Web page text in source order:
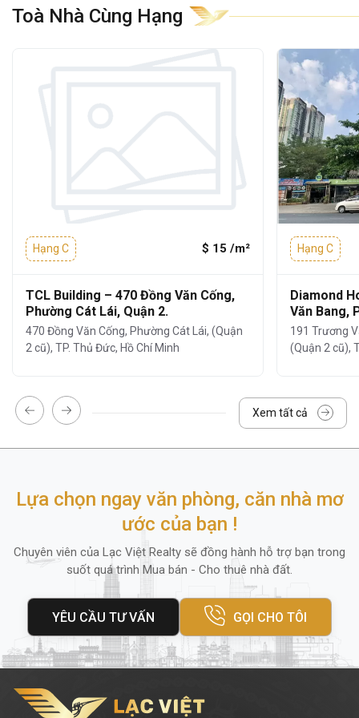
3. Tiện ích và dịch vụ
không
chỉ nổi bật với vị trí mà còn được đánh giá
hệ thống tiện ích – dịch vụ đầy
, đáp ứng mọi nhu cầu làm việc của
đảm bảo
Đỗ xe tại tầng hầm:
rộng rãi, thuận tiện
cho việc giữ xe.
Hệ thống camera giám sát 24/7
Dịch vụ vệ sinh, bảo trì định kỳ
Hệ thống thang máy tốc độ cao (1
Hệ thống thang bộ
nhân viên và khách hàng đến giao dịch.
4. Diện tích thuê và giá thuê
Infinity Office
cung cấp nhiều lựa chọn
diện tích thuê linh hoạtphù hợp với mọi
loại hình doanh nghiệp
vừa và nhỏ, startup
hoặcvăn phòng đại diện:
Diện tích nhỏ:
startup)
Toà Nhà Cùng Hạng
Hạng C $ 15 /m²
TCL Building – 470 Đồng Văn Cống,
Phường Cát Lái, Quận 2.
470 Đồng Văn Cống, Phường Cát Lái, (Quận
2 cũ), TP. Thủ Đức, Hồ Chí Minh
Hạng C
Diamond
Văn Bang,
191 Trương
(Quận 2 cũ),
Xem tất cả
Lựa chọn ngay văn phòng, căn nhà mơ
ước của bạn !
Chuyên viên của Lạc Việt Realty sẽ đồng hành hỗ trợ bạn trong
suốt quá trình Mua bán - Cho thuê nhà đất.
YÊU CẦU TƯ VẤN GỌI CHO TÔI